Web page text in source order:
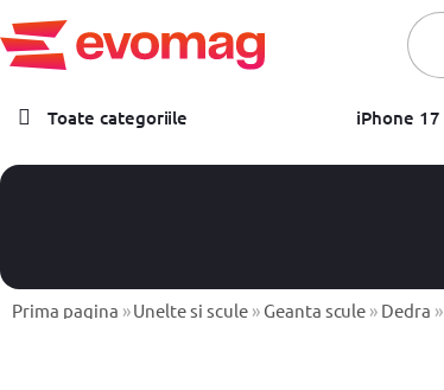
Toate categoriile
Laptopuri
Componente PC & Gaming
iPhone 17
Prima pagina »Unelte si scule » Geanta scule » Dedra »